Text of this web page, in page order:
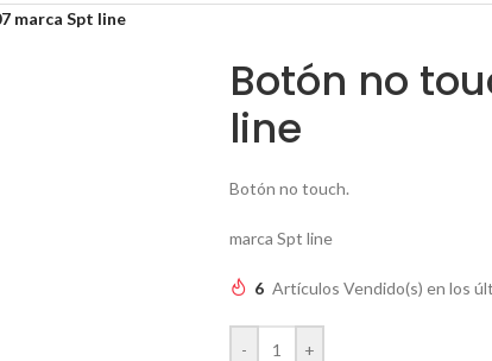
marca Spt line
Botón no
line
Botón no touch.
marca Spt line
6 Artículos Vendido(s) en los
- +